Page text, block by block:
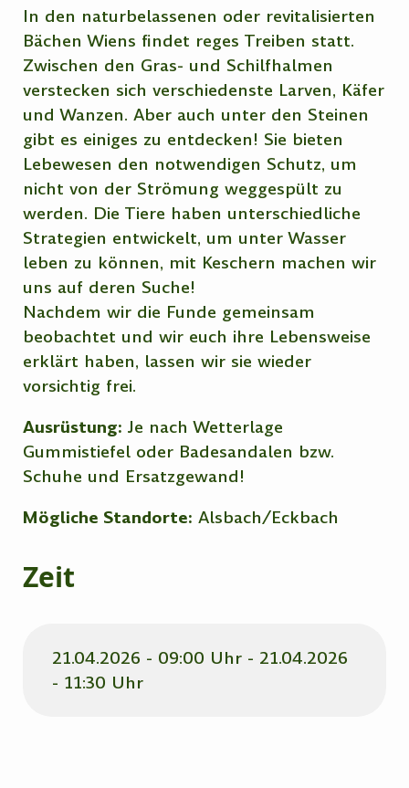
In den naturbelassenen oder revitalisierten
Bächen Wiens findet reges Treiben statt.
Zwischen den Gras- und Schilfhalmen
verstecken sich verschiedenste Larven, Käfer
und Wanzen. Aber auch unter den Steinen
gibt es einiges zu entdecken! Sie bieten
Lebewesen den notwendigen Schutz, um
nicht von der Strömung weggespült zu
werden. Die Tiere haben unterschiedliche
Strategien entwickelt, um unter Wasser
leben zu können, mit Keschern machen wir
uns auf deren Suche!
Nachdem wir die Funde gemeinsam
beobachtet und wir euch ihre Lebensweise
erklärt haben, lassen wir sie wieder
vorsichtig frei.
Ausrüstung: Je nach Wetterlage
Gummistiefel oder Badesandalen bzw.
Schuhe und Ersatzgewand!
Mögliche Standorte: Alsbach/Eckbach
Zeit
21.04.2026 - 09:00 Uhr - 21.04.2026
- 11:30 Uhr